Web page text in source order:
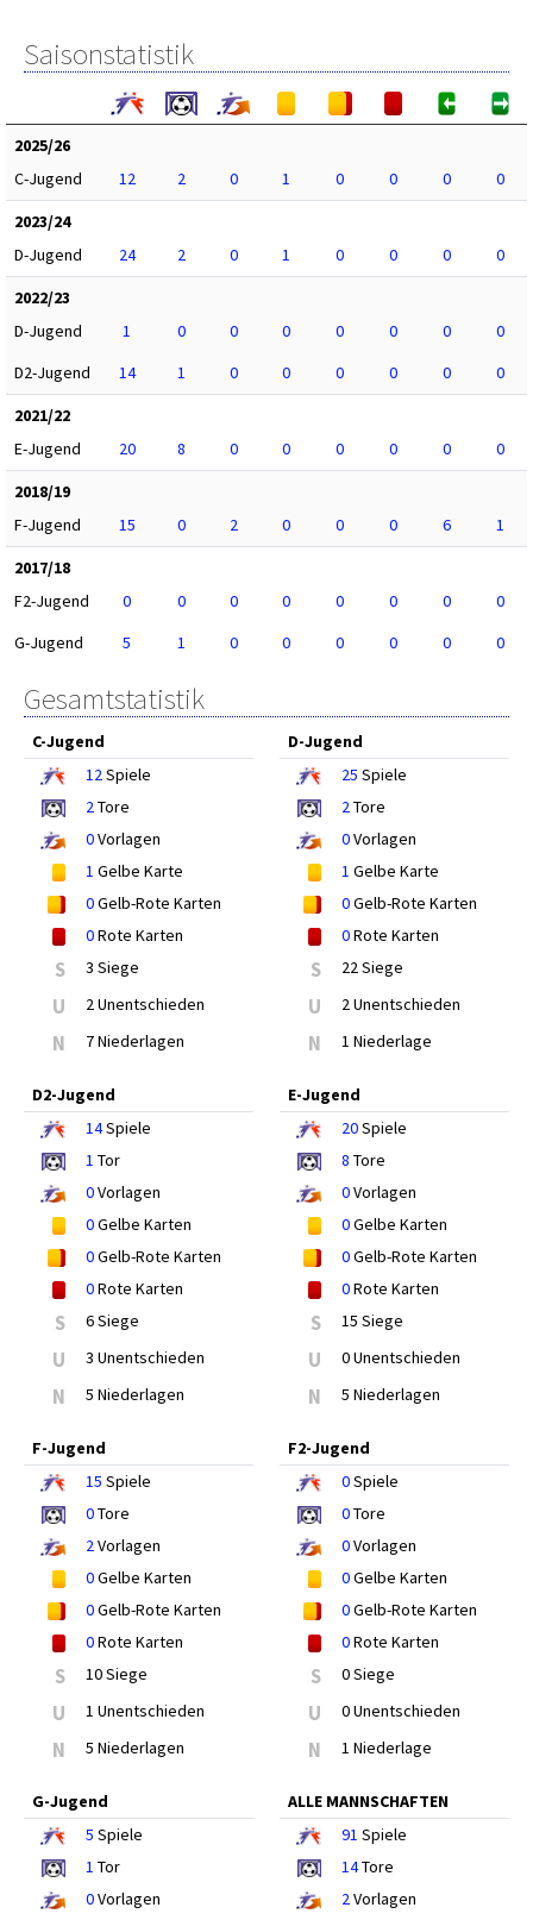
Saisonstatistik
2025/26
C-Jugend
12 2 0 1 0 0 0
0
2023/24
D-Jugend
24 2 0 1 0 0 0
0
2022/23
D-Jugend
1 0 0 0 0 0 0
0
D2-Jugend
14 1 0 0 0 0 0
0
2021/22
E-Jugend
20 8 0 0 0 0 0
0
2018/19
F-Jugend
15 0 2 0 0 0 6
1
2017/18
F2-Jugend
0 0 0 0 0 0 0
0
G-Jugend
5 1 0 0 0 0 0 0
Gesamtstatistik
C-Jugend
12Spiele
2Tore
0Vorlagen
1 Gelbe Karte
0Gelb-Rote Karten
0Rote Karten
S 3 Siege
U 2 Unentschieden
N 7 Niederlagen
D-Jugend
25 Spiele
2Tore
0Vorlagen
1 Gelbe Karte
0Gelb-Rote Karten
0Rote Karten
S 22 Siege
U 2 Unentschieden
N 1 Niederlage
D2-Jugend
14Spiele
1 Tor
0Vorlagen
0Gelbe Karten
0Gelb-Rote Karten
0Rote Karten
S 6 Siege
U 3 Unentschieden
N 5 Niederlagen
E-Jugend
20Spiele
8 Tore
0Vorlagen
0Gelbe Karten
0Gelb-Rote Karten
0Rote Karten
S 15 Siege
U 0 Unentschieden
N 5 Niederlagen
F-Jugend
15 Spiele
0Tore
2Vorlagen
0Gelbe Karten
0Gelb-Rote Karten
0Rote Karten
S 10 Siege
U 1 Unentschieden
N 5 Niederlagen
F2-Jugend
0Spiele
0Tore
0Vorlagen
0Gelbe Karten
0Gelb-Rote Karten
0Rote Karten
S 0 Siege
U 0 Unentschieden
N 1 Niederlage
G-Jugend
5 Spiele
1 Tor
0Vorlagen
ALLE MANNSCHAFTEN
91 Spiele
14Tore
2Vorlagen